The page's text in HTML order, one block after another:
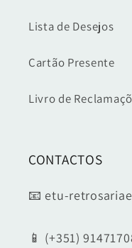
Lista de Desejos
Cartão Presente
Livro de
CONTACTOS
📧 etu-
📱 (+351)